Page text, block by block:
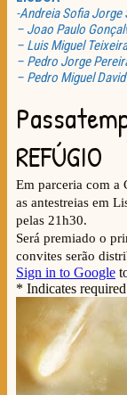
-Andreia Sofia Jorge
– Joao Paulo
– Luis Miguel
– Pedro Jorge
– Pedro Miguel